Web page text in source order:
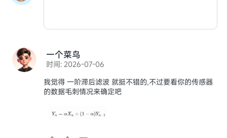
一个菜鸟
时间: 2026-07-06
我觉得 一阶滞后滤波 就挺不错的,不过要看你的传感器
的数据毛刺情况来确定吧